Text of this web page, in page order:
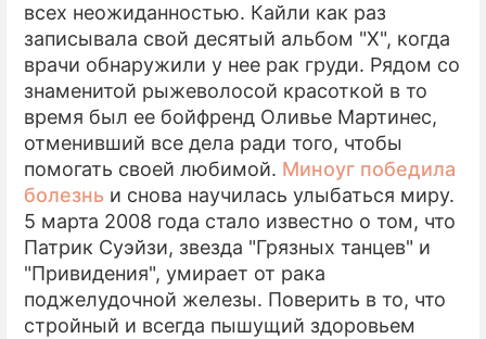
всех неожиданностью. Кайли как раз
записывала свой десятый альбом "Х", когда
врачи обнаружили у нее рак груди. Рядом со
знаменитой рыжеволосой красоткой в то
время был ее бойфренд Оливье Мартинес,
отменивший все дела ради того, чтобы
помогать своей любимой. Миноуг победила
болезнь и снова научилась улыбаться миру.
5 марта 2008 года стало известно о том, что
Патрик Суэйзи, звезда "Грязных танцев" и
"Привидения", умирает от рака
поджелудочной железы. Поверить в то, что
стройный и всегда пышущий здоровьем